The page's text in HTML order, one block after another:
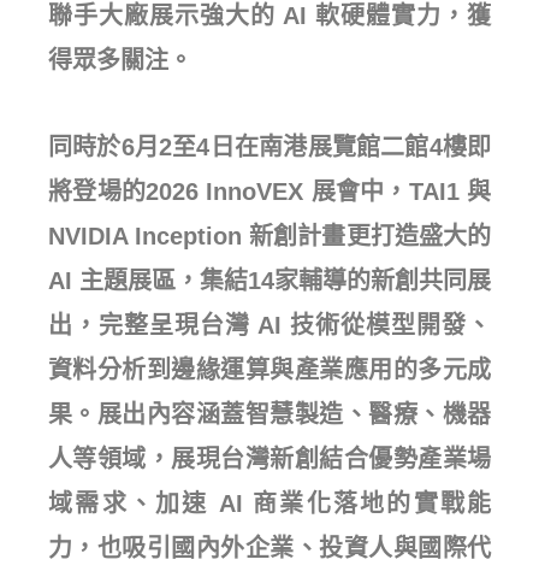
聯手大廠展示強大的 AI 軟硬體實力，獲
得眾多關注。
同時於6月2至4日在南港展覽館二館4樓即
將登場的2026 InnoVEX 展會中，TAI1 與
NVIDIA Inception 新創計畫更打造盛大的
AI 主題展區，集結14家輔導的新創共同展
出，完整呈現台灣 AI 技術從模型開發、
資料分析到邊緣運算與產業應用的多元成
果。展出內容涵蓋智慧製造、醫療、機器
人等領域，展現台灣新創結合優勢產業場
域需求、加速 AI 商業化落地的實戰能
力，也吸引國內外企業、投資人與國際代